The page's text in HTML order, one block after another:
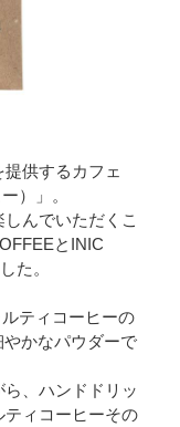
供するカフェ
）」。
んでいただくこ
とINIC
た。
ティコーヒーの
かなパウダーで
、ハンドドリッ
ィコーヒーその